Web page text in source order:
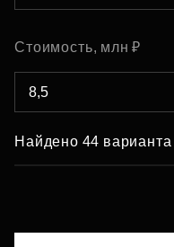
Стоимость, млн ₽
Найдено 44 варианта